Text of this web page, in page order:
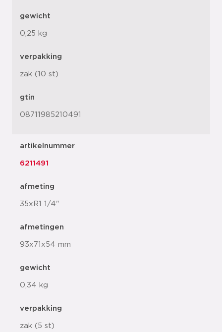
gewicht
0,25 kg
verpakking
zak (10 st)
gtin
08711985210491
artikelnummer
6211491
afmeting
35xR1 1/4"
afmetingen
93x71x54 mm
gewicht
0,34 kg
verpakking
zak (5 st)